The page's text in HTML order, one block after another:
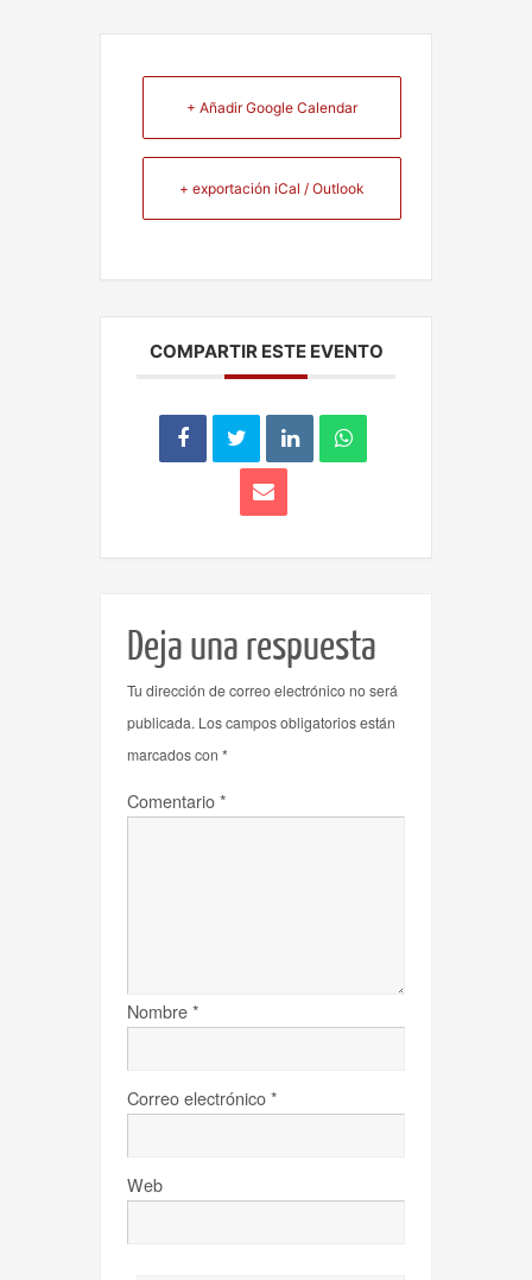
+ Añadir Google Calendar
+ exportación iCal / Outlook
COMPARTIR ESTE EVENTO
Deja una respuesta
Tu dirección de correo electrónico no será
publicada. Los campos obligatorios están
marcados con *
Comentario*
Nombre*
Correo electrónico*
Web